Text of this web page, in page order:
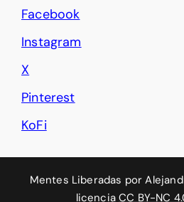
Facebook
Instagram
X
Pinterest
KoFi
Mentes Liberadas por
licenciaCC BY-NC